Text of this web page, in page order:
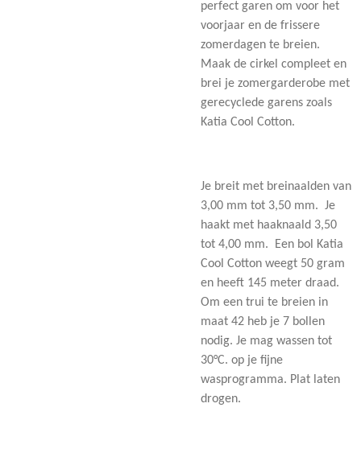
perfect garen om voor het
voorjaar en de frissere
zomerdagen te breien.
Maak de cirkel compleet en
brei je zomergarderobe met
gerecyclede garens zoals
Katia Cool Cotton.
Je breit met breinaalden van
3,00 mm tot 3,50 mm. Je
haakt met haaknaald 3,50
tot 4,00 mm. Een bol Katia
Cool Cotton weegt 50 gram
en heeft 145 meter draad.
Om een trui te breien in
maat 42 heb je 7 bollen
nodig. Je mag wassen tot
30°C. op je fijne
wasprogramma. Plat laten
drogen.